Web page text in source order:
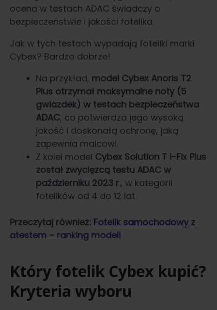
ocena w testach ADAC świadczy o
bezpieczeństwie i jakości fotelika.
Jak w tych testach wypadają foteliki marki
Cybex? Bardzo dobrze!
Na przykład, model Cybex Anoris T2
Plus otrzymał maksymalne noty (5
gwiazdek) w testach bezpieczeństwa
ADAC, co potwierdza jego wysoką
jakość i doskonałą ochronę, jaką
zapewnia malcowi.
Z kolei model Cybex Solution T i-Fix Plus
został zwycięzcą testu ADAC w
październiku 2023 r., w kategorii
fotelików od 4 do 12 lat.
Przeczytaj również: Fotelik samochodowy z
atestem – ranking modeli
Który fotelik Cybex kupić?
Kryteria wyboru